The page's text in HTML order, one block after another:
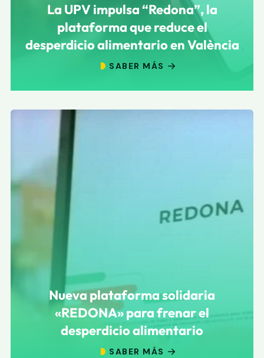
La UPV impulsa “Redona”, la
plataforma que reduce el
desperdicio alimentario en València
SABER MÁS
Nueva plataforma solidaria
«REDONA» para frenar el
desperdicio alimentario
SABER MÁS